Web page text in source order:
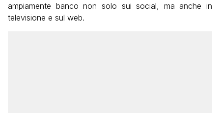
ampiamente banco non solo sui social, ma anche in
televisione e sul web.